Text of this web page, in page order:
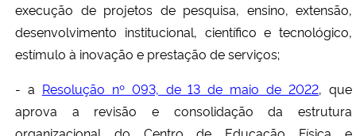
execução de projetos de pesquisa, ensino, extensão,
desenvolvimento institucional, científico e tecnológico,
estímulo à inovação e prestação de serviços;
- a Resolução nº 093, de 13 de maio de 2022, que
aprova a revisão e consolidação da estrutura